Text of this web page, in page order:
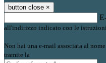
button close ×
all'indirizzo indicato con le istruzioni
Non hai una e-mail associata al
tramite la